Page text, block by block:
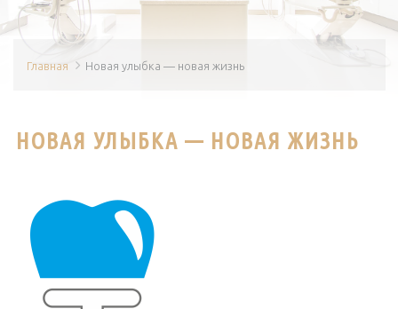
Главная Новая улыбка — новая жизнь
НОВАЯ УЛЫБКА — НОВАЯ ЖИЗНЬ